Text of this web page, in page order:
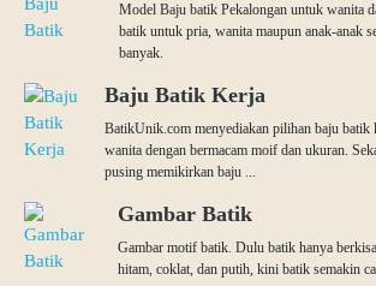
Model Baju batik Pekalongan untuk wanita
batik untuk pria, wanita maupun anak-anak
banyak.
Baju Batik Kerja
BatikUnik.com menyediakan pilihan baju batik
wanita dengan bermacam moif dan ukuran.
pusing memikirkan baju ...
Gambar Batik
Gambar motif batik. Dulu batik hanya
hitam, coklat, dan putih, kini batik semakin